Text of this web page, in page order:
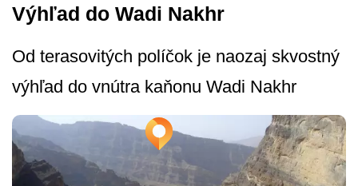
Výhľad do Wadi Nakhr
Od terasovitých políčok je naozaj skvostný
výhľad do vnútra kaňonu Wadi Nakhr